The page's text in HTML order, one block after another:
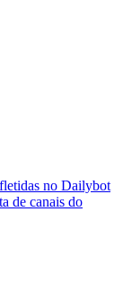
no Dailybot
de canais do